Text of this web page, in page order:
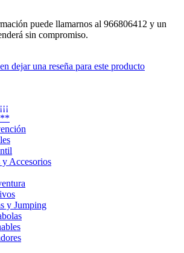
puede llamarnos al 966806412 y un
sin compromiso.
dejar una reseña para este producto
y Accesorios
y Jumping